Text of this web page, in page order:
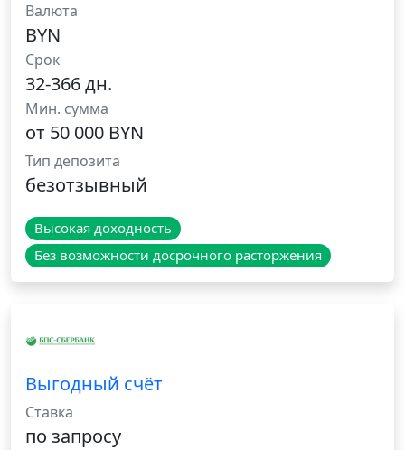
Валюта
BYN
Срок
32-366 дн.
Мин. сумма
от 50 000 BYN
Тип депозита
безотзывный
Высокая доходность
Без возможности досрочного расторжения
Выгодный счёт
Ставка
по запросу